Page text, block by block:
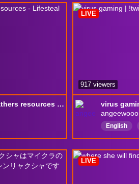
Schwartz
Resourceful guy gathers resources - Lifesteal ***
angeewooo
English
LIVE
917 viewers
LIVE